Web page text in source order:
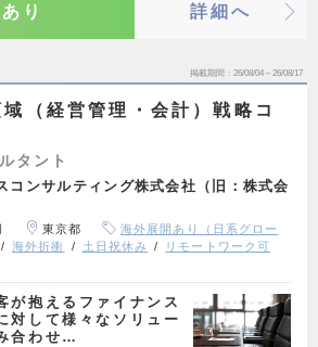
り 詳細へ
掲載期間 26/08/04～26/08/17
（経営管理・会計）戦略コ
タント
コンサルティング株式会社（旧：株式会
東京都
海外展開あり（日系グロー
海外折衝 土日祝休み
リモートワーク可
が抱えるファイナンス
対して様々なソリュー
合わせ…